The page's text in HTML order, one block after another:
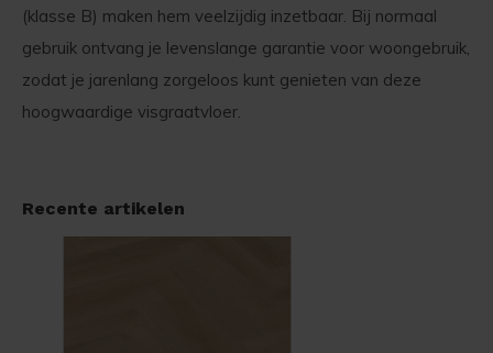
(klasse B) maken hem veelzijdig inzetbaar. Bij normaal
gebruik ontvang je levenslange garantie voor woongebruik,
zodat je jarenlang zorgeloos kunt genieten van deze
hoogwaardige visgraatvloer.
Recente artikelen